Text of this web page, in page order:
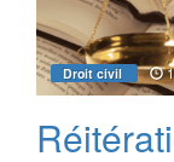
Droit civil